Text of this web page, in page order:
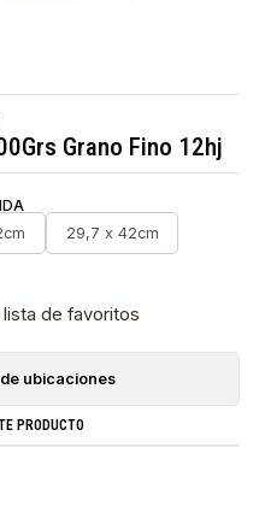
Grano Fino 12hj
29,7 x 42cm
lista de favoritos
ubicaciones
PRODUCTO